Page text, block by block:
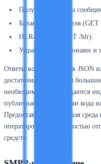
Получение статуса
Баланс пользователя (GET
HLR-запрос (POST /hlr).
Управление шаблонами и
Ответы возвращаются в JSON
достаточно высоки для
необходимости обсуждаются
публичная, с примерами кода
Предоставляется тестовая
операторов и возможностью
средств.